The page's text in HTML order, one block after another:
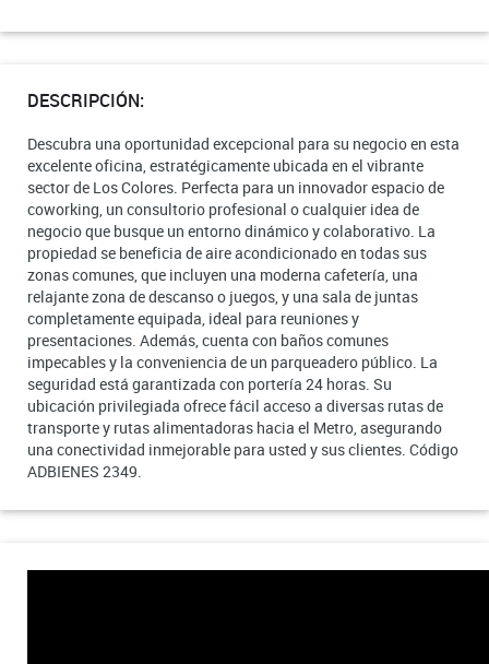
DESCRIPCIÓN:
Descubra una oportunidad excepcional para su negocio en esta
excelente oficina, estratégicamente ubicada en el vibrante
sector de Los Colores. Perfecta para un innovador espacio de
coworking, un consultorio profesional o cualquier idea de
negocio que busque un entorno dinámico y colaborativo. La
propiedad se beneficia de aire acondicionado en todas sus
zonas comunes, que incluyen una moderna cafetería, una
relajante zona de descanso o juegos, y una sala de juntas
completamente equipada, ideal para reuniones y
presentaciones. Además, cuenta con baños comunes
impecables y la conveniencia de un parqueadero público. La
seguridad está garantizada con portería 24 horas. Su
ubicación privilegiada ofrece fácil acceso a diversas rutas de
transporte y rutas alimentadoras hacia el Metro, asegurando
una conectividad inmejorable para usted y sus clientes. Código
ADBIENES 2349.